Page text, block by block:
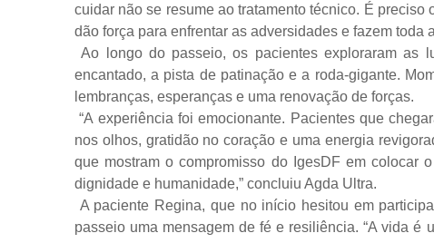
cuidar não se resume ao tratamento técnico. É
dão força para enfrentar as adversidades e fazem toda
Ao longo do passeio, os pacientes exploraram as
encantado, a pista de patinação e a roda-gigante.
lembranças, esperanças e uma renovação de forças.
“A experiência foi emocionante. Pacientes que
nos olhos, gratidão no coração e uma energia
que mostram o compromisso do IgesDF em colocar
dignidade e humanidade,” concluiu Agda Ultra.
A paciente Regina, que no início hesitou em
passeio uma mensagem de fé e resiliência. “A vida é